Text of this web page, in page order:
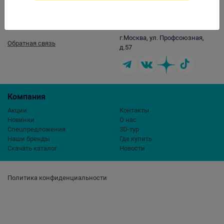
Политика конфиденциальности
Компания
Акции
Новинки
Спецпредложения
Наши бренды
Скачать каталог
Контакты
О нас
3D-тур
Где купить
Новости
Обратная связь
г.Москва, ул. Профсоюзная,
д.57